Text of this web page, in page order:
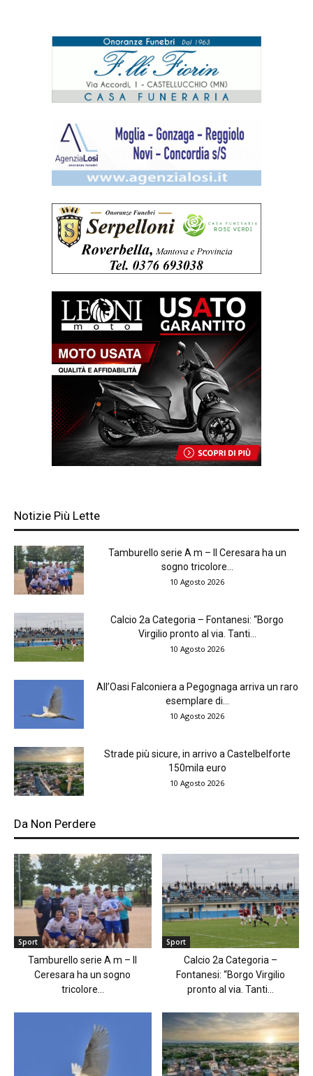
Notizie Più Lette
Tamburello serie A m – Il Ceresara ha un
sogno tricolore...
10 Agosto 2026
Calcio 2a Categoria – Fontanesi: “Borgo
Virgilio pronto al via. Tanti...
10 Agosto 2026
All’Oasi Falconiera a Pegognaga arriva un raro
esemplare di...
10 Agosto 2026
Strade più sicure, in arrivo a Castelbelforte
150mila euro
10 Agosto 2026
Da Non Perdere
Sport
Tamburello serie A m – Il
Ceresara ha un sogno
tricolore...
Sport
Calcio 2a Categoria –
Fontanesi: “Borgo Virgilio
pronto al via. Tanti...